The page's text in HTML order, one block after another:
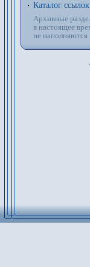
Каталог ссылок
Архивные
в настоящее
не наполняются